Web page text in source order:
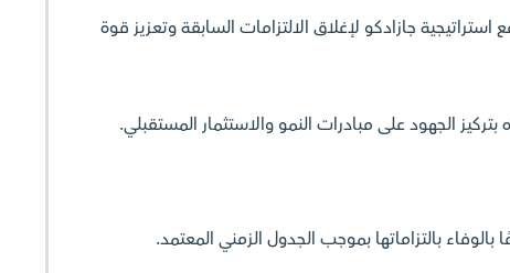
جازادكو لإغلاق الالتزامات السابقة وتعزيز قوة
الجهود على مبادرات النمو والاستثمار المستقبلي.
بالتزاماتها بموجب الجدول الزمني المعتمد.